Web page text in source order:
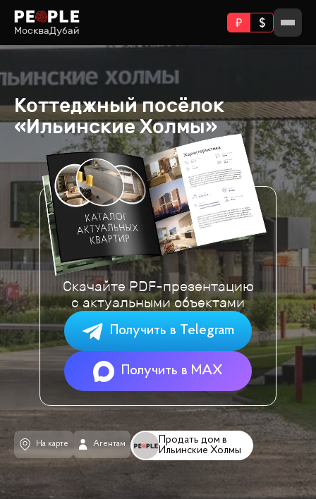
МоскваДубай
Коттеджный посёлок
«Ильинские Холмы»
Продать дом в
Ильинские Холмы
На карте Агентам
Скачайте PDF-презентацию
с актуальными объектами
Получить в Telegram
Получить в MAX